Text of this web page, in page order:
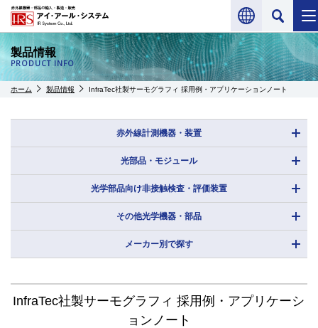
製品情報
PRODUCT INFO
ホーム 製品情報 InfraTec社製サーモグラフィ 採用例・アプリケーションノート
赤外線計測機器・装置
光部品・モジュール
光学部品向け非接触検査・評価装置
その他光学機器・部品
メーカー別で探す
InfraTec社製サーモグラフィ 採用例・アプリケーシ
ョンノート